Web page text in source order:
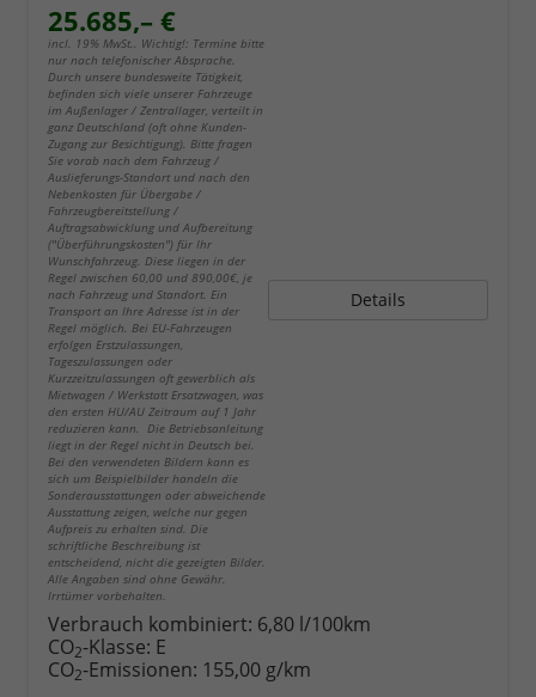
25.685,– €
incl. 19% MwSt.. Wichtig!: Termine bitte
nur nach telefonischer Absprache.
Durch unsere bundesweite Tätigkeit,
befinden sich viele unserer Fahrzeuge
im Außenlager / Zentrallager, verteilt in
ganz Deutschland (oft ohne Kunden-
Zugang zur Besichtigung). Bitte fragen
Sie vorab nach dem Fahrzeug /
Auslieferungs-Standort und nach den
Nebenkosten für Übergabe /
Fahrzeugbereitstellung /
Auftragsabwicklung und Aufbereitung
("Überführungskosten") für Ihr
Wunschfahrzeug. Diese liegen in der
Regel zwischen 60,00 und 890,00€, je
nach Fahrzeug und Standort. Ein
Transport an Ihre Adresse ist in der
Regel möglich. Bei EU-Fahrzeugen
erfolgen Erstzulassungen,
Tageszulassungen oder
Kurzzeitzulassungen oft gewerblich als
Mietwagen / Werkstatt Ersatzwagen, was
den ersten HU/AU Zeitraum auf 1 Jahr
reduzieren kann. Die Betriebsanleitung
liegt in der Regel nicht in Deutsch bei.
Bei den verwendeten Bildern kann es
sich um Beispielbilder handeln die
Sonderausstattungen oder abweichende
Ausstattung zeigen, welche nur gegen
Aufpreis zu erhalten sind. Die
schriftliche Beschreibung ist
entscheidend, nicht die gezeigten Bilder.
Alle Angaben sind ohne Gewähr.
Irrtümer vorbehalten.
Details
Verbrauch kombiniert: 6,80 l/100km
CO2-Klasse: E
CO2-Emissionen: 155,00 g/km